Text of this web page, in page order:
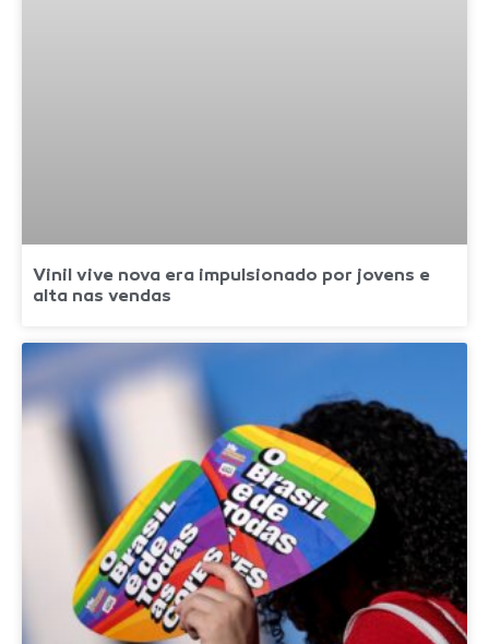
Vinil vive nova era impulsionado por jovens e
alta nas vendas